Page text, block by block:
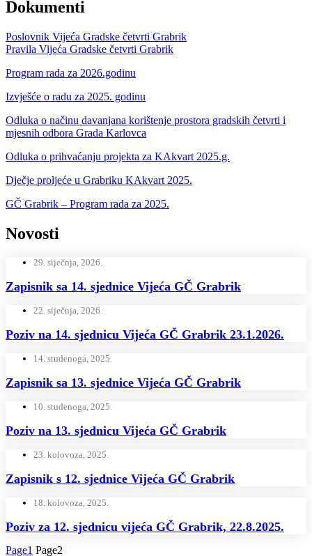
Dokumenti
Poslovnik Vijeća Gradske četvrti Grabrik
Pravila Vijeća Gradske četvrti Grabrik
Program rada za 2026.godinu
Izvješće o radu za 2025. godinu
Odluka o načinu davanjana korištenje prostora gradskih četvrti i
mjesnih odbora Grada Karlovca
Odluka o prihvaćanju projekta za KAkvart 2025.g.
Dječje proljeće u Grabriku KAkvart 2025.
GČ Grabrik – Program rada za 2025.
Novosti
29. siječnja, 2026.
Zapisnik sa 14. sjednice Vijeća GČ Grabrik
22. siječnja, 2026.
Poziv na 14. sjednicu Vijeća GČ Grabrik 23.1.2026.
14. studenoga, 2025.
Zapisnik sa 13. sjednice Vijeća GČ Grabrik
10. studenoga, 2025.
Poziv na 13. sjednicu Vijeća GČ Grabrik
23. kolovoza, 2025.
Zapisnik s 12. sjednice Vijeća GČ Grabrik
18. kolovoza, 2025.
Poziv za 12. sjednicu vijeća GČ Grabrik, 22.8.2025.
Page1 Page2